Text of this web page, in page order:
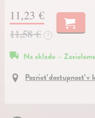
11,23 €
11,58 €
?
Na sklade –
Pozrieť dostupnosť v